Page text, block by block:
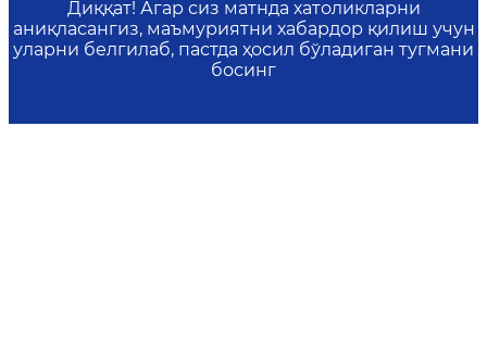
Диққат! Агар сиз матнда хатоликларни
аниқласангиз, маъмуриятни хабардор қилиш учун
уларни белгилаб, пастда ҳосил бўладиган тугмани
босинг